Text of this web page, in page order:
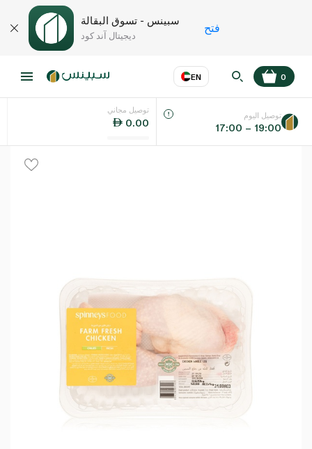
سبينس - تسوق البقالة
ديجيتال آند كود
فتح
EN
اللغة عر
0
توصيل مجاني
0.00
توصيل اليوم
17:00 – 19:00